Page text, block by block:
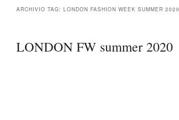
ARCHIVIO TAG: LONDON FASHION WEEK SUMMER 2020
LONDON FW summer 2020